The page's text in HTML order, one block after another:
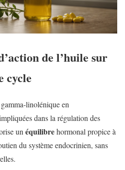
de l’huile sur
cycle
gamma-linolénique en
dans la régulation des
un équilibrehormonal propice à
du système endocrinien, sans